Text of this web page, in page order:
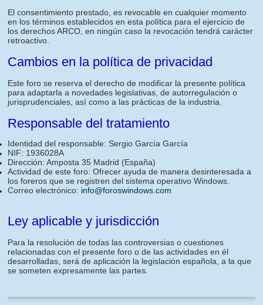
El consentimiento prestado, es revocable en cualquier momento
en los términos establecidos en esta política para el ejercicio de
los derechos ARCO, en ningún caso la revocación tendrá carácter
retroactivo.
Cambios en la política de privacidad
Este foro se reserva el derecho de modificar la presente política
para adaptarla a novedades legislativas, de autorregulación o
jurisprudenciales, así como a las prácticas de la industria.
Responsable del tratamiento
Identidad del responsable: Sergio García García
NIF: 1936028A
Dirección: Amposta 35 Madrid (España)
Actividad de este foro: Ofrecer ayuda de manera desinteresada a
los foreros que se registren del sistema operativo Windows.
Correo electrónico: info@foroswindows.com
Ley aplicable y jurisdicción
Para la resolución de todas las controversias o cuestiones
relacionadas con el presente foro o de las actividades en él
desarrolladas, será de aplicación la legislación española, a la que
se someten expresamente las partes.